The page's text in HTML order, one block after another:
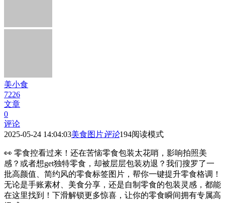
美小食
7226
文章
0
评论
2025-05-24 14:04:03美食图片评论194阅读模式
👀 零食控看过来！还在苦恼零食包装太花哨，影响拍照美
感？或者想get独特零食，却被层层包装劝退？我们搜罗了一
批高颜值、简约风的零食标签图片，帮你一键提升零食格调！
无论是手账素材、美食分享，还是自制零食的包装灵感，都能
在这里找到！下滑解锁更多惊喜，让你的零食瞬间拥有专属高